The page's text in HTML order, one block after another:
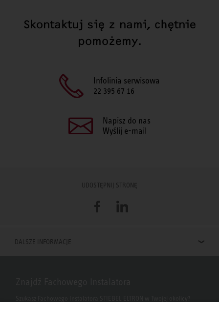
Skontaktuj się z nami, chętnie
pomożemy.
Infolinia serwisowa
22 395 67 16
Napisz do nas
Wyślij e-mail
UDOSTĘPNIJ STRONĘ
FacebookLinkedIn
DALSZE INFORMACJE